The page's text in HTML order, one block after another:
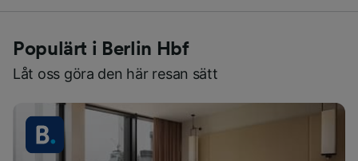
Populärt i Berlin Hbf
Låt oss göra den här resan sätt